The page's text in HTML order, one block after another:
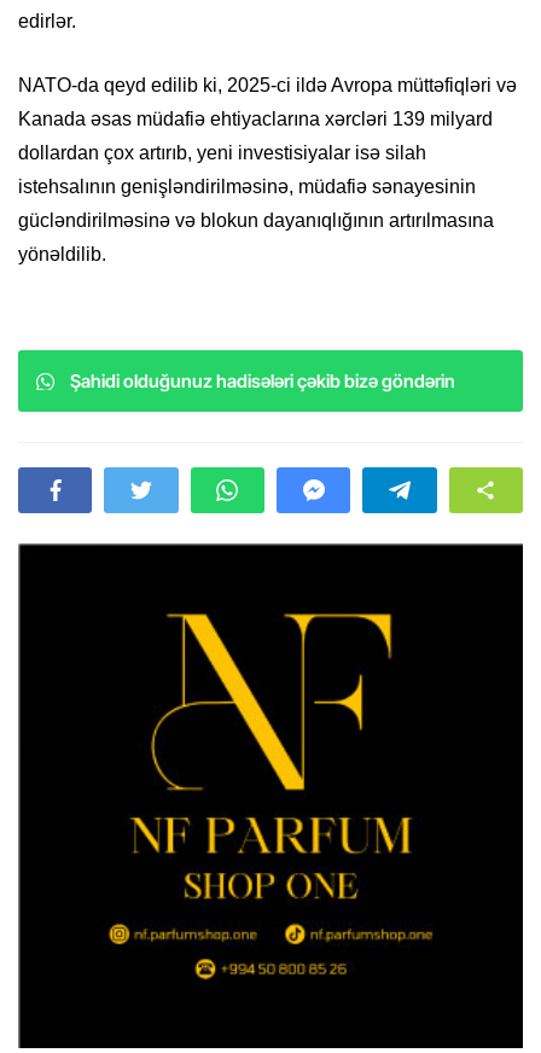
edirlər.
NATO-da qeyd edilib ki, 2025-ci ildə Avropa müttəfiqləri və
Kanada əsas müdafiə ehtiyaclarına xərcləri 139 milyard
dollardan çox artırıb, yeni investisiyalar isə silah
istehsalının genişləndirilməsinə, müdafiə sənayesinin
gücləndirilməsinə və blokun dayanıqlığının artırılmasına
yönəldilib.
Şahidi olduğunuz hadisələri çəkib bizə göndərin